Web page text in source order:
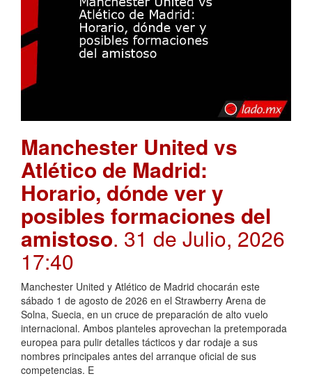
Manchester United vs
Atlético de Madrid:
Horario, dónde ver y
posibles formaciones del
amistoso. 31 de Julio, 2026
17:40
Manchester United y Atlético de Madrid chocarán este
sábado 1 de agosto de 2026 en el Strawberry Arena de
Solna, Suecia, en un cruce de preparación de alto vuelo
internacional. Ambos planteles aprovechan la pretemporada
europea para pulir detalles tácticos y dar rodaje a sus
nombres principales antes del arranque oficial de sus
competencias. E